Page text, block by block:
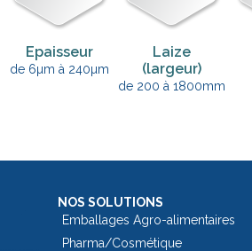
Epaisseur
de 6µm à 240µm
Laize
(largeur)
de 200 à 1800mm
NOS SOLUTIONS
Emballages Agro-alimentaires
Pharma/Cosmétique